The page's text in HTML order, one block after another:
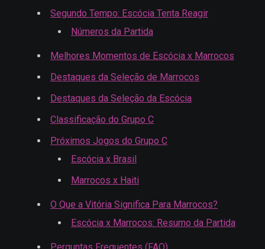
Segundo Tempo: Escócia Tenta Reagir
Números da Partida
Melhores Momentos de Escócia x Marrocos
Destaques da Seleção de Marrocos
Destaques da Seleção da Escócia
Classificação do Grupo C
Próximos Jogos do Grupo C
Escócia x Brasil
Marrocos x Haiti
O Que a Vitória Significa Para Marrocos?
Escócia x Marrocos: Resumo da Partida